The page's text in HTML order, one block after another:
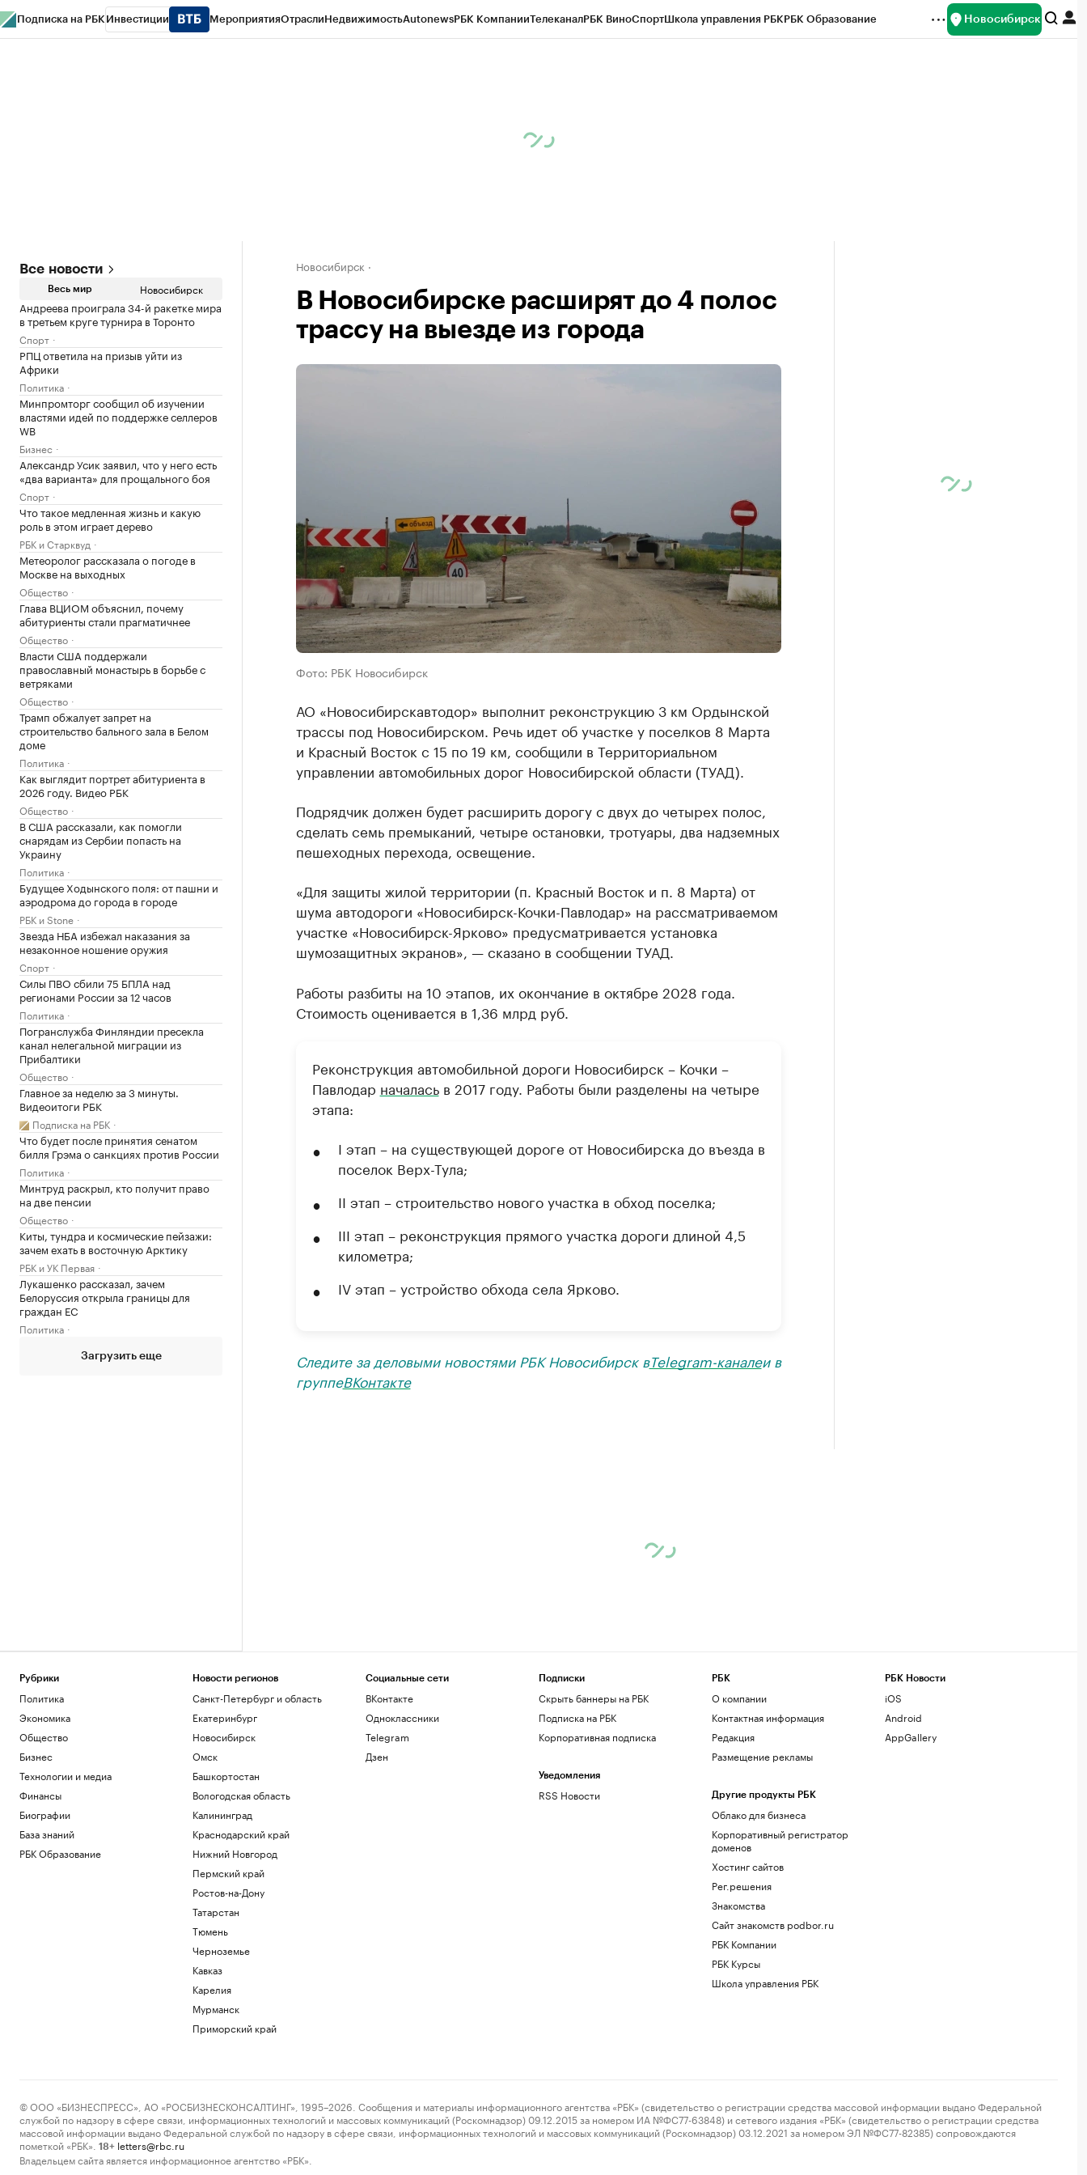
Подписка на РБК Инвестиции МероприятияОтраслиНедвижимостьAutonewsРБК КомпанииТелеканалРБК ВиноСпортШкола управления РБКРБК Образование Новосибирск
Все новости
Весь мир Новосибирск
Андреева проиграла 34-й ракетке мира
в третьем круге турнира в Торонто
Спорт
РПЦ ответила на призыв уйти из
Африки
Политика
Минпромторг сообщил об изучении
властями идей по поддержке селлеров
WB
Бизнес
Александр Усик заявил, что у него есть
«два варианта» для прощального боя
Спорт
Что такое медленная жизнь и какую
роль в этом играет дерево
РБК и Старквуд
Метеоролог рассказала о погоде в
Москве на выходных
Общество
Глава ВЦИОМ объяснил, почему
абитуриенты стали прагматичнее
Общество
Власти США поддержали
православный монастырь в борьбе с
ветряками
Общество
Трамп обжалует запрет на
строительство бального зала в Белом
доме
Политика
Как выглядит портрет абитуриента в
2026 году. Видео РБК
Общество
В США рассказали, как помогли
снарядам из Сербии попасть на
Украину
Политика
Будущее Ходынского поля: от пашни и
аэродрома до города в городе
РБК и Stone
Звезда НБА избежал наказания за
незаконное ношение оружия
Спорт
Силы ПВО сбили 75 БПЛА над
регионами России за 12 часов
Политика
Погранслужба Финляндии пресекла
канал нелегальной миграции из
Прибалтики
Общество
Главное за неделю за 3 минуты.
Видеоитоги РБК
Подписка на РБК
Что будет после принятия сенатом
билля Грэма о санкциях против России
Политика
Минтруд раскрыл, кто получит право
на две пенсии
Общество
Киты, тундра и космические пейзажи:
зачем ехать в восточную Арктику
РБК и УК Первая
Лукашенко рассказал, зачем
Белоруссия открыла границы для
граждан ЕС
Политика
Загрузить еще
Новосибирск
В Новосибирске расширят до 4 полос
трассу на выезде из города
Фото: РБК Новосибирск
АО «Новосибирскавтодор» выполнит реконструкцию 3 км Ордынской
трассы под Новосибирском. Речь идет об участке у поселков 8 Марта
и Красный Восток с 15 по 19 км, сообщили в Территориальном
управлении автомобильных дорог Новосибирской области (ТУАД).
Подрядчик должен будет расширить дорогу с двух до четырех полос,
сделать семь премыканий, четыре остановки, тротуары, два надземных
пешеходных перехода, освещение.
«Для защиты жилой территории (п. Красный Восток и п. 8 Марта) от
шума автодороги «Новосибирск-Кочки-Павлодар» на рассматриваемом
участке «Новосибирск-Ярково» предусматривается установка
шумозащитных экранов», — сказано в сообщении ТУАД.
Работы разбиты на 10 этапов, их окончание в октябре 2028 года.
Стоимость оценивается в 1,36 млрд руб.
Реконструкция автомобильной дороги Новосибирск – Кочки –
Павлодар началасьв 2017 году. Работы были разделены на четыре
этапа:
I этап – на существующей дороге от Новосибирска до въезда в
поселок Верх-Тула;
II этап – строительство нового участка в обход поселка;
III этап – реконструкция прямого участка дороги длиной 4,5
километра;
IV этап – устройство обхода села Ярково.
Следите за деловыми новостями РБК Новосибирск вTelegram-каналеи в
группеВКонтакте
Рубрики
Политика
Экономика
Общество
Бизнес
Технологии и медиа
Финансы
Биографии
База знаний
РБК Образование
Новости регионов
Санкт-Петербург и область
Екатеринбург
Новосибирск
Омск
Башкортостан
Вологодская область
Калининград
Краснодарский край
Нижний Новгород
Пермский край
Ростов-на-Дону
Татарстан
Тюмень
Черноземье
Кавказ
Карелия
Мурманск
Приморский край
Социальные сети
ВКонтакте
Одноклассники
Telegram
Дзен
Подписки
Скрыть баннеры на РБК
Подписка на РБК
Корпоративная подписка
Уведомления
RSS Новости
РБК
О компании
Контактная информация
Редакция
Размещение рекламы
Другие продукты РБК
Облако для бизнеса
Корпоративный регистратор
доменов
Хостинг сайтов
Рег.решения
Знакомства
Сайт знакомств podbor.ru
РБК Компании
РБК Курсы
Школа управления РБК
РБК Новости
iOS
Android
AppGallery
© ООО «БИЗНЕСПРЕСС», АО «РОСБИЗНЕСКОНСАЛТИНГ», 1995–2026. Сообщения и материалы информационного агентства «РБК» (свидетельство о регистрации средства массовой информации выдано Федеральной
службой по надзору в сфере связи, информационных технологий и массовых коммуникаций (Роскомнадзор) 09.12.2015 за номером ИА №ФС77-63848) и сетевого издания «РБК» (свидетельство о регистрации средства
массовой информации выдано Федеральной службой по надзору в сфере связи, информационных технологий и массовых коммуникаций (Роскомнадзор) 03.12.2021 за номером ЭЛ №ФС77-82385) сопровождаются
пометкой «РБК».
18+ letters@rbc.ru
Владельцем сайта является информационное агентство «РБК».